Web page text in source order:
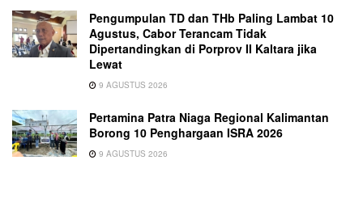
Pengumpulan TD dan THb Paling Lambat 10
Agustus, Cabor Terancam Tidak
Dipertandingkan di Porprov II Kaltara jika
Lewat
9 AGUSTUS 2026
Pertamina Patra Niaga Regional Kalimantan
Borong 10 Penghargaan ISRA 2026
9 AGUSTUS 2026